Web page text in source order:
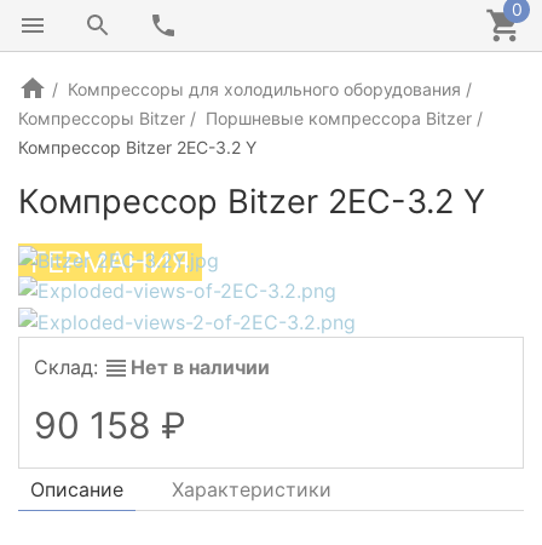
0
Компрессоры для холодильного оборудования
Компрессоры Bitzer
Поршневые компрессора Bitzer
Компрессор Bitzer 2EC-3.2 Y
Компрессор Bitzer 2EC-3.2 Y
ГЕРМАНИЯ
Склад: Нет в наличии
90 158
Описание Характеристики